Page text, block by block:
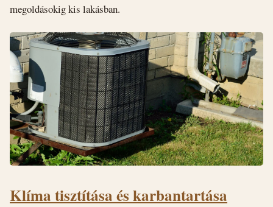
megoldásokig kis lakásban.
Klíma tisztítása és karbantartása